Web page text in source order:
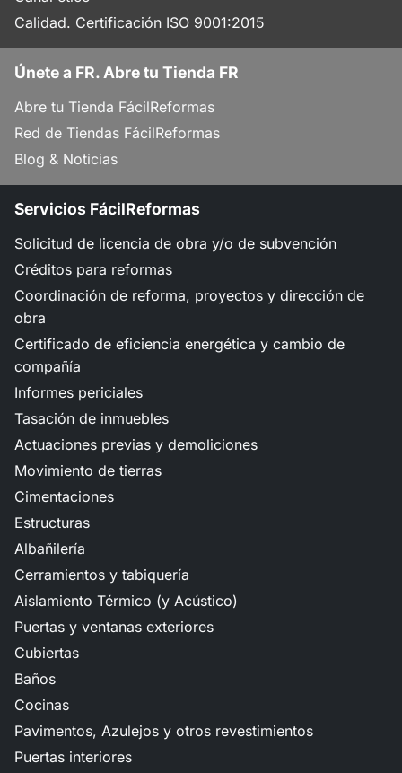
Calidad. Certificación ISO 9001:2015
Únete a FR. Abre tu Tienda FR
Abre tu Tienda FácilReformas
Red de Tiendas FácilReformas
Blog & Noticias
Servicios FácilReformas
Solicitud de licencia de obra y/o de subvención
Créditos para reformas
Coordinación de reforma, proyectos y dirección de
obra
Certificado de eficiencia energética y cambio de
compañía
Informes periciales
Tasación de inmuebles
Actuaciones previas y demoliciones
Movimiento de tierras
Cimentaciones
Estructuras
Albañilería
Cerramientos y tabiquería
Aislamiento Térmico (y Acústico)
Puertas y ventanas exteriores
Cubiertas
Baños
Cocinas
Pavimentos, Azulejos y otros revestimientos
Puertas interiores